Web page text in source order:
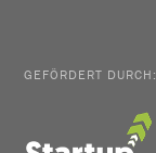
GEFÖRDERT DURCH: